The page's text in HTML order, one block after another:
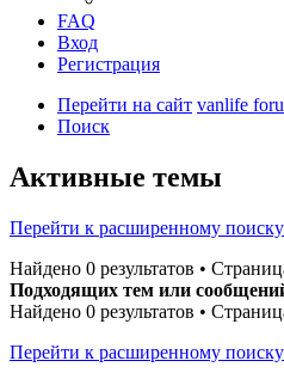
FAQ
Вход
Регистрация
Перейти на сайт vanlife
Поиск
Активные темы
Перейти к расширенному поиску
Найдено 0 результатов •
Подходящих тем или
Найдено 0 результатов •
Перейти к расширенному поиску